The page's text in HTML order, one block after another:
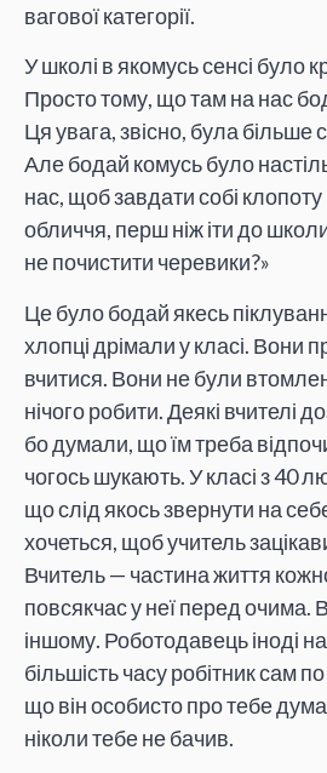
вагової категорії.
У школі в якомусь сенсі було
Просто тому, що там на нас
Ця увага, звісно, була більше
Але бодай комусь було
нас, щоб завдати собі
обличчя, перш ніж іти до
не почистити черевики?»
Це було бодай якесь
хлопці дрімали у класі. Вони
вчитися. Вони не були
нічого робити. Деякі вчителі
бо думали, що їм треба
чогось шукають. У класі з 40
що слід якось звернути на
хочеться, щоб учитель
Вчитель — частина життя
повсякчас у неї перед очима.
іншому. Роботодавець іноді
більшість часу робітник сам
що він особисто про тебе
ніколи тебе не бачив.